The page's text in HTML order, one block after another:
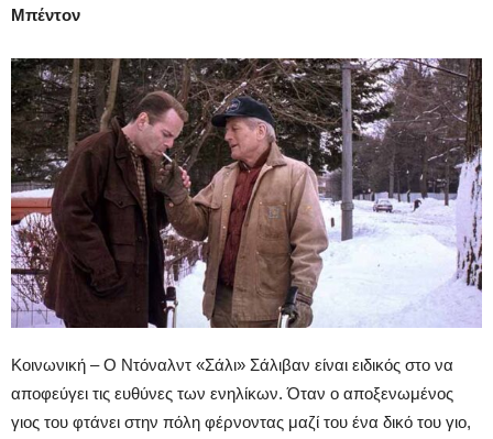
Μπέντον
Κοινωνική – Ο Ντόναλντ «Σάλι» Σάλιβαν είναι ειδικός στο να
αποφεύγει τις ευθύνες των ενηλίκων. Όταν ο αποξενωμένος
γιος του φτάνει στην πόλη φέρνοντας μαζί του ένα δικό του γιο,